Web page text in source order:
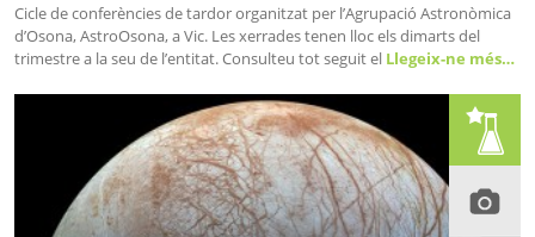
Cicle de conferències de tardor organitzat per l’Agrupació Astronòmica
d’Osona, AstroOsona, a Vic. Les xerrades tenen lloc els dimarts del
trimestre a la seu de l’entitat. Consulteu tot seguit el Llegeix-ne més…